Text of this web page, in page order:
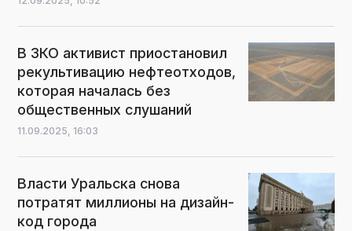
В ЗКО активист приостановил
рекультивацию нефтеотходов,
которая началась без
общественных слушаний
11.09.2025, 16:03
Власти Уральска снова
потратят миллионы на дизайн-
код города